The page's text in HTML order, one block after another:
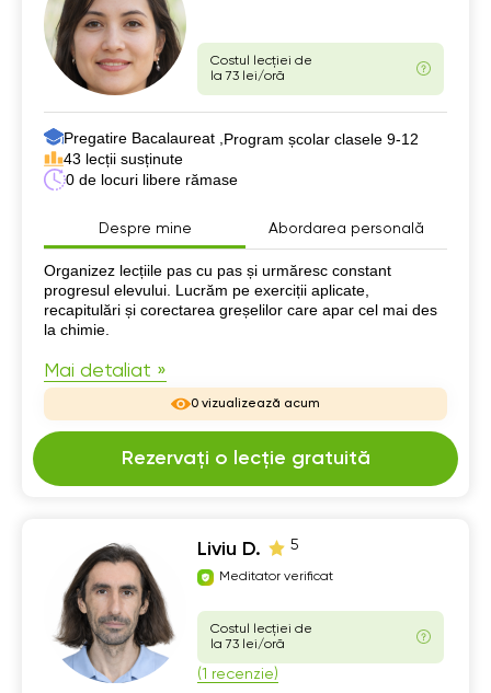
Costul lecției de
la 73 lei/oră
Pregatire Bacalaureat , Program școlar clasele 9-12
43 lecții susținute
0 de locuri libere rămase
Despre mine Abordarea personală
Despre mine
Organizez lecțiile pas cu pas și urmăresc constant
progresul elevului. Lucrăm pe exerciții aplicate,
recapitulări și corectarea greșelilor care apar cel mai des
la chimie.
Mai detaliat »
0 vizualizează acum
Rezervați o lecție gratuită
Liviu D. 5
Meditator verificat
Costul lecției de
la 73 lei/oră
(1 recenzie)